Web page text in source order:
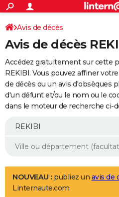
ACTUALITÉS
Politique
Société
Faits Divers
Education
Monde
Villes
+
SPORT
Coupe du monde 2026
Football
Tennis
Cyclisme
Rugby
Forum
Programme TV
TNT
Streaming
Cinéma
Sorties cinéma
Musique
+
FINANCE
Retraite
Impôts
Epargne
Immobilier
Risques naturels par ville
Banque
Assurance
Crédit
AUTO
Essais
Réserver un essai
Citadines
Berlines
SUV
Forum auto
+
Mobiles
Meilleur smartphone
Internet
Ordinateurs
Jeux vidéo
Guide high-tech
Aménagement intérieur
LIFESTYLE
Art de vivre
Bien-être
Loisirs
Mode
Modes de vie
Avis de décès
Avis de décès
Accédez gratuitement sur cette
REKIBI. Vous pouvez affiner
de décès ou un avis d'obsèques
d'un défunt et/ou le nom ou le
dans le moteur de recherche ci-
NOUVEAU : publiez un avis de
Linternaute.com